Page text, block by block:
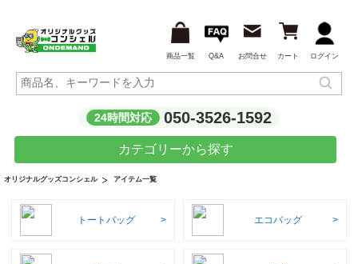
商品一覧 Q&A お問合せ カート ログイン
24時間対応 050-3526-1592
カテゴリーから探す
オリジナルグッズコンシェル アイテム一覧
トートバッグ エコバッグ